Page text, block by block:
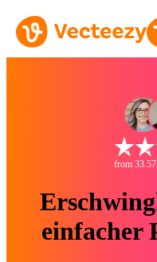
from
einfacher